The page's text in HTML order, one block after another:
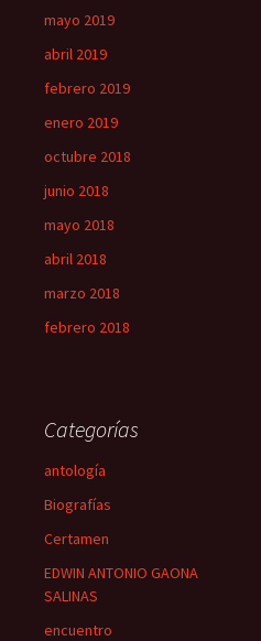
mayo 2019
abril 2019
febrero 2019
enero 2019
octubre 2018
junio 2018
mayo 2018
abril 2018
marzo 2018
febrero 2018
Categorías
antología
Biografías
Certamen
EDWIN ANTONIO GAONA
SALINAS
encuentro